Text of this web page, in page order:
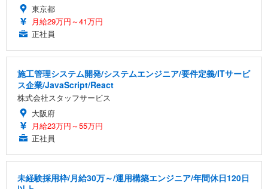
東京都
月給29万円～41万円
正社員
施工管理システム開発/システムエンジニア/要件定義/ITサービ
ス企業/JavaScript/React
株式会社スタッフサービス
大阪府
月給23万円～55万円
正社員
未経験採用枠/月給30万～/運用構築エンジニア/年間休日120日